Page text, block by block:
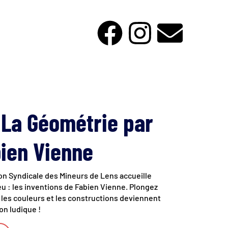
Géométrie par
Vienne
Syndicale des Mineurs de Lens accueille
: les inventions de Fabien Vienne. Plongez
couleurs et les constructions deviennent
ludique !